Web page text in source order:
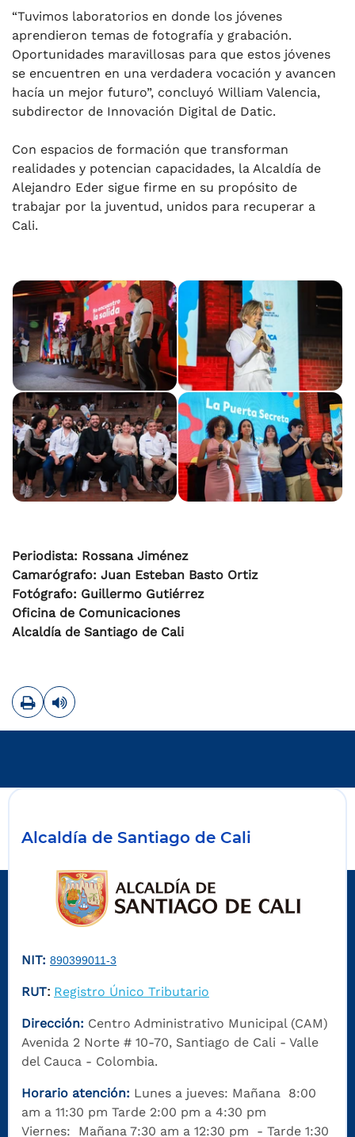
“Tuvimos laboratorios en donde los jóvenes
aprendieron temas de fotografía y grabación.
Oportunidades maravillosas para que estos jóvenes
se encuentren en una verdadera vocación y avancen
hacía un mejor futuro”, concluyó William Valencia,
subdirector de Innovación Digital de Datic.
Con espacios de formación que transforman
realidades y potencian capacidades, la Alcaldía de
Alejandro Eder sigue firme en su propósito de
trabajar por la juventud, unidos para recuperar a
Cali.
Periodista: Rossana Jiménez
Camarógrafo: Juan Esteban Basto Ortiz
Fotógrafo: Guillermo Gutiérrez
Oficina de Comunicaciones
Alcaldía de Santiago de Cali
ImprimirLeer contenido
Alcaldía de Santiago de Cali
NIT: 890399011-3
RUT: Registro Único Tributario
Dirección: Centro Administrativo Municipal (CAM)
Avenida 2 Norte # 10-70, Santiago de Cali - Valle
del Cauca - Colombia.
Horario atención: Lunes a jueves: Mañana 8:00
am a 11:30 pm Tarde 2:00 pm a 4:30 pm
Viernes: Mañana 7:30 am a 12:30 pm - Tarde 1:30